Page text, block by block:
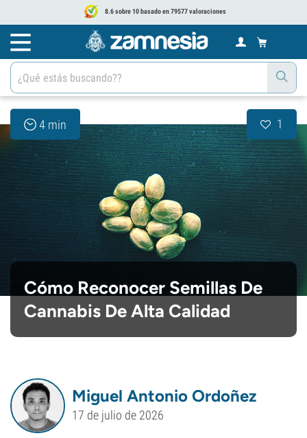
8.6 sobre 10 basado en 79577 valoraciones
4 min 1
Cómo Reconocer Semillas De
Cannabis De Alta Calidad
Miguel Antonio Ordoñez
17 de julio de 2026